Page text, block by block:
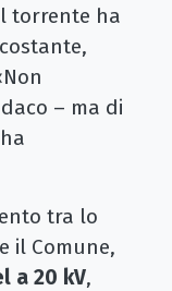
torrente ha
– ma di
tra lo
il Comune,
a 20 kV,